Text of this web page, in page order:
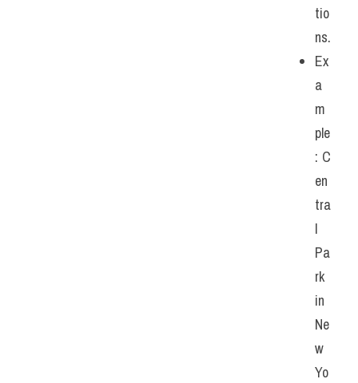
tio
ns.
Ex
a
m
ple
: C
en
tra
l
Pa
rk
in
Ne
w
Yo